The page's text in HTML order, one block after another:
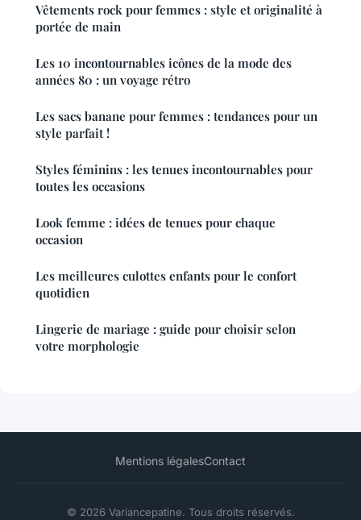
Vêtements rock pour femmes : style et originalité à
portée de main
Les 10 incontournables icônes de la mode des
années 80 : un voyage rétro
Les sacs banane pour femmes : tendances pour un
style parfait !
Styles féminins : les tenues incontournables pour
toutes les occasions
Look femme : idées de tenues pour chaque
occasion
Les meilleures culottes enfants pour le confort
quotidien
Lingerie de mariage : guide pour choisir selon
votre morphologie
Mentions légalesContact
© 2026 Variancepatine. Tous droits réservés.